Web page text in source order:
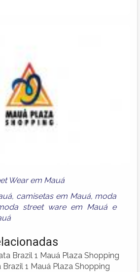
Wear em Mauá
, camisetas em Mauá, moda
street ware em Mauá e
Brazil 1 Mauá Plaza Shopping
1 Mauá Plaza Shopping